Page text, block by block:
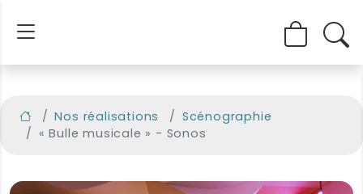
Nos réalisations
Scénographie
« Bulle musicale » - Sonos